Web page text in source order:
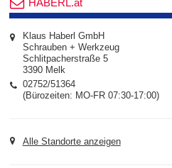
Klaus Haberl GmbH
Schrauben + Werkzeug
Schlitpacherstraße 5
3390 Melk
02752/51364
(Bürozeiten: MO-FR 07:30-17:00)
Alle Standorte anzeigen